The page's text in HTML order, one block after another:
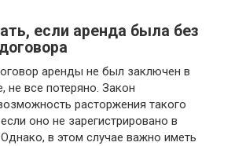
если аренда была без
аренды не был заключен в
не все потеряно. Закон
расторжения такого
оно не зарегистрировано в
в этом случае важно иметь